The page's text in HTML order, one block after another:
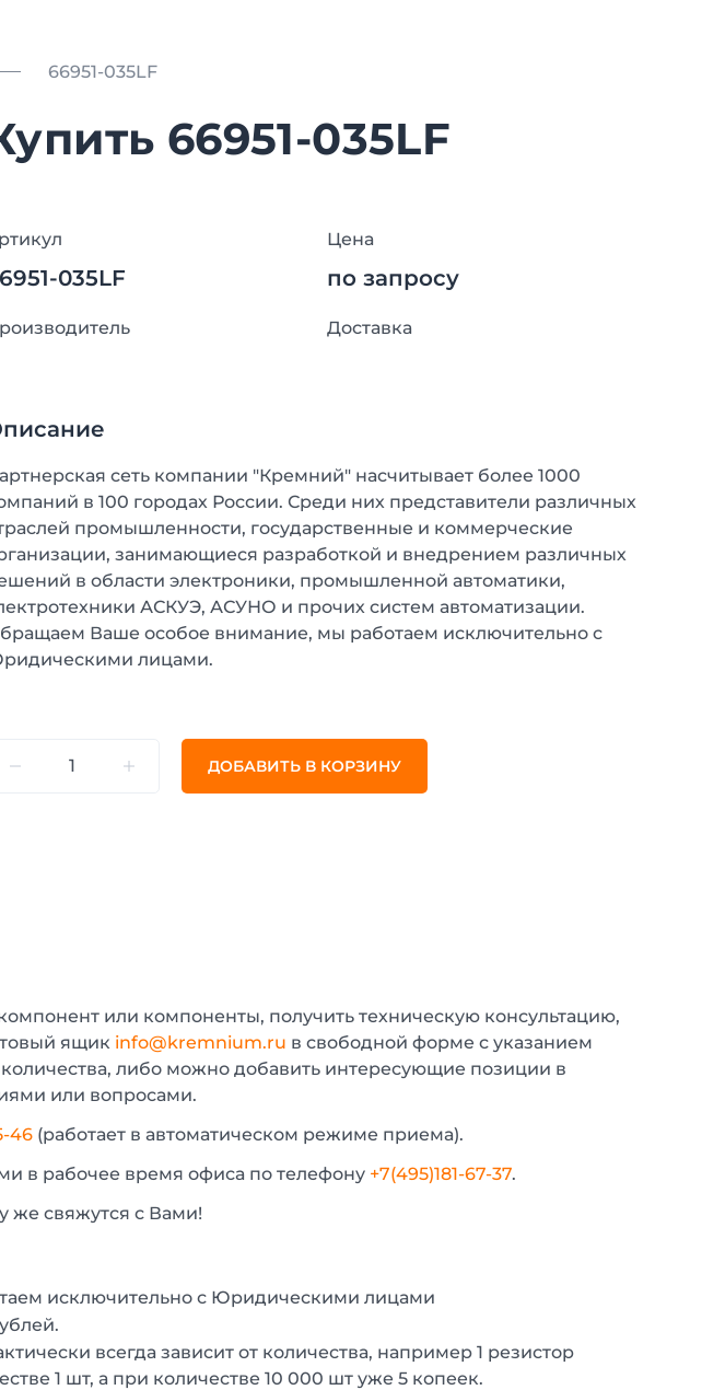
66951-035LF
66951-035LF
035LF
Цена
по запросу
Доставка
сеть компании "Кремний" насчитывает более 1000
в 100 городах России. Среди них представители различных
промышленности, государственные и коммерческие
занимающиеся разработкой и внедрением различных
в области электроники, промышленной автоматики,
АСКУЭ, АСУНО и прочих систем автоматизации.
Ваше особое внимание, мы работаем исключительно с
лицами.
ДОБАВИТЬ В КОРЗИНУ
или компоненты, получить техническую консультацию,
ящик info@kremnium.ru в свободной форме с указанием
либо можно добавить интересующие позиции в
или вопросами.
46 (работает в автоматическом режиме приема).
в рабочее время офиса по телефону +7(495)181-67-37.
же свяжутся с Вами!
исключительно с Юридическими лицами
всегда зависит от количества, например 1 резистор
1 шт, а при количестве 10 000 шт уже 5 копеек.